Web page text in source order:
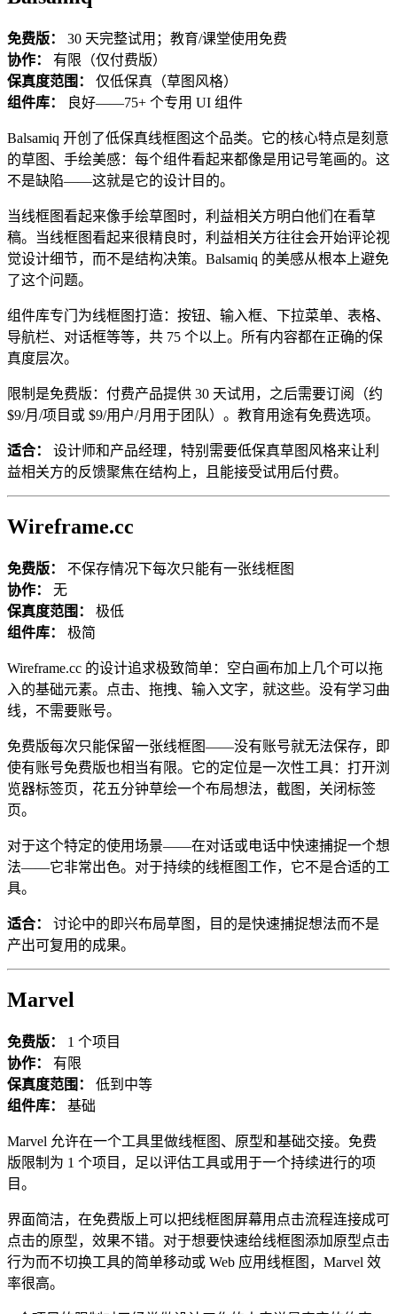
免费版：
30 天完整试用；教育/课堂使用免费
协作：
有限（仅付费版）
保真度范围：
仅低保真（草图风格）
组件库：
良好——75+ 个专用 UI 组件
Balsamiq 开创了低保真线框图这个品类。它的核心特点是刻意
的草图、手绘美感：每个组件看起来都像是用记号笔画的。这
不是缺陷——这就是它的设计目的。
当线框图看起来像手绘草图时，利益相关方明白他们在看草
稿。当线框图看起来很精良时，利益相关方往往会开始评论视
觉设计细节，而不是结构决策。Balsamiq 的美感从根本上避免
了这个问题。
组件库专门为线框图打造：按钮、输入框、下拉菜单、表格、
导航栏、对话框等等，共 75 个以上。所有内容都在正确的保
真度层次。
限制是免费版：付费产品提供 30 天试用，之后需要订阅（约
$9/月/项目或 $9/用户/月用于团队）。教育用途有免费选项。
适合：
设计师和产品经理，特别需要低保真草图风格来让利
益相关方的反馈聚焦在结构上，且能接受试用后付费。
Wireframe.cc
免费版：
不保存情况下每次只能有一张线框图
协作：
无
保真度范围：
极低
组件库：
极简
Wireframe.cc 的设计追求极致简单：空白画布加上几个可以拖
入的基础元素。点击、拖拽、输入文字，就这些。没有学习曲
线，不需要账号。
免费版每次只能保留一张线框图——没有账号就无法保存，即
使有账号免费版也相当有限。它的定位是一次性工具：打开浏
览器标签页，花五分钟草绘一个布局想法，截图，关闭标签
页。
对于这个特定的使用场景——在对话或电话中快速捕捉一个想
法——它非常出色。对于持续的线框图工作，它不是合适的工
具。
适合：
讨论中的即兴布局草图，目的是快速捕捉想法而不是
产出可复用的成果。
Marvel
免费版：
1 个项目
协作：
有限
保真度范围：
低到中等
组件库：
基础
Marvel 允许在一个工具里做线框图、原型和基础交接。免费
版限制为 1 个项目，足以评估工具或用于一个持续进行的项
目。
界面简洁，在免费版上可以把线框图屏幕用点击流程连接成可
点击的原型，效果不错。对于想要快速给线框图添加原型点击
行为而不切换工具的简单移动或 Web 应用线框图，Marvel 效
率很高。